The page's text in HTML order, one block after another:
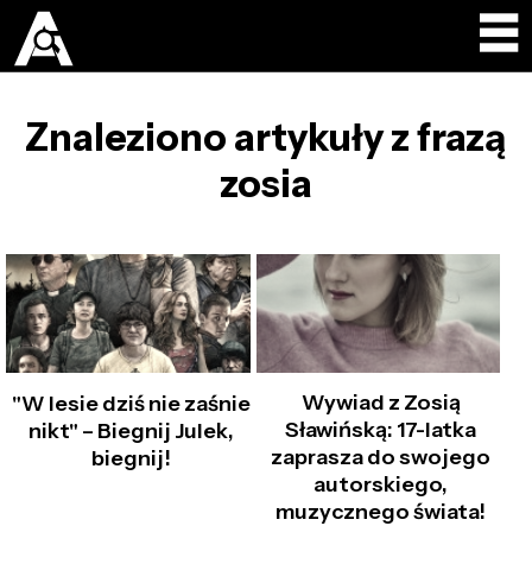
Znaleziono artykuły z frazą
zosia
"W lesie dziś nie zaśnie
nikt" – Biegnij Julek,
biegnij!
Wywiad z Zosią
Sławińską: 17-latka
zaprasza do swojego
autorskiego,
muzycznego świata!